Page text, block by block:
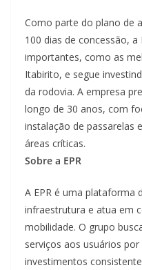
Como parte do plano de
100 dias de concessão, a
importantes, como as
Itabirito, e segue
da rodovia. A empresa
longo de 30 anos, com
instalação de passarelas
áreas críticas.
Sobre a EPR
A EPR é uma plataforma
infraestrutura e atua em
mobilidade. O grupo
serviços aos usuários
investimentos